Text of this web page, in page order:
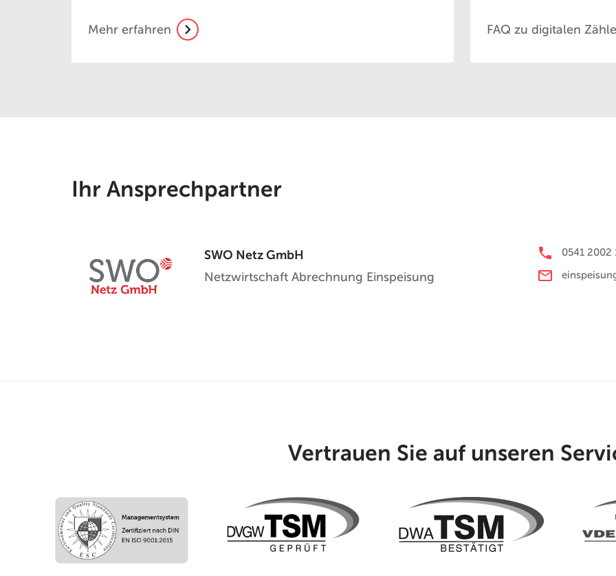
Mehr erfahren FAQ zu digitalen
Ihr Ansprechpartner
SWO Netz GmbH
Netzwirtschaft Abrechnung Einspeisung
0541 2002
Vertrauen Sie auf unseren